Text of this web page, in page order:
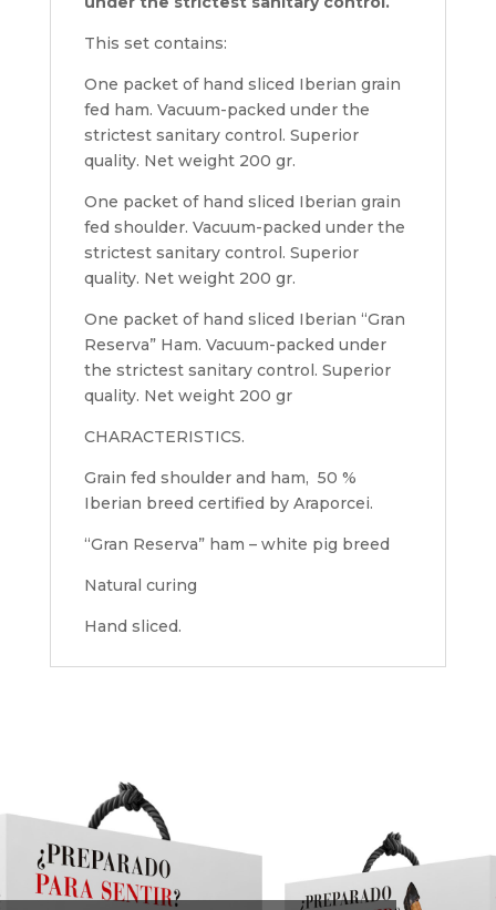
This set contains:
One packet of hand sliced Iberian grain
fed ham. Vacuum-packed under the
strictest sanitary control. Superior
quality. Net weight 200 gr.
One packet of hand sliced Iberian grain
fed shoulder. Vacuum-packed under the
strictest sanitary control. Superior
quality. Net weight 200 gr.
One packet of hand sliced Iberian “Gran
Reserva” Ham. Vacuum-packed under
the strictest sanitary control. Superior
quality. Net weight 200 gr
CHARACTERISTICS.
Grain fed shoulder and ham, 50 %
Iberian breed certified by Araporcei.
“Gran Reserva” ham – white pig breed
Natural curing
Hand sliced.